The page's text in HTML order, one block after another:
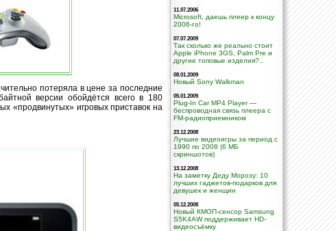
потеряла в цене за последние
версии обойдётся всего в 180
«продвинутых» игровых приставок на
11.07.2006
Microsoft, даешь плеер к концу
2006-го!
07.07.2009
Так сколько же реально стоит
Apple iPhone 3GS, Palm Pre и
другие топовые изделия?..
08.01.2009
Новый Sony Walkman
05.01.2009
Plug-In Car MP4 Player —
беспроводная связь плеера с
FM-радиоприемником
23.12.2008
Лучшие видеоигры за период с
1990 по 2008 (6 МБ
скриншотов)
13.12.2008
На заметку Деду Морозу: 10
лучших гаджетов-подарков для
девушек и женщин
05.12.2008
Новый КМОП-сенсор Samsung
S5K4AW поддерживает HD-
видеосъёмку